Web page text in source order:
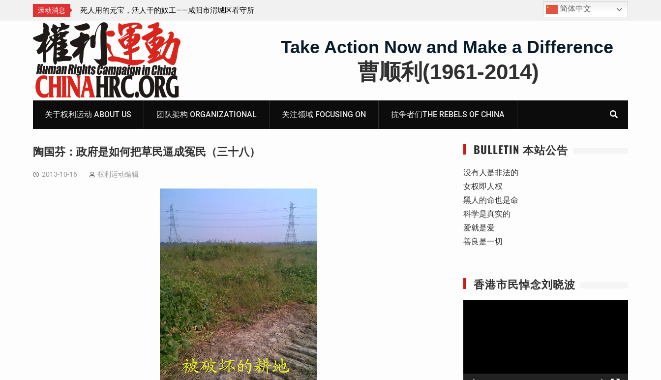
滚动消息
阳市渭城区看守所
宝、铅中毒、任务制
锡安教案王林牧师狱中信件：荒诞的人与公义的神 四川人权捍卫者陈云飞甘肃旅游遭行政拘留
简体中文
Take Action Now and Make a Difference
曹顺利(1961-2014)
关于权利运动 ABOUT US 团队架构 ORGANIZATIONAL 关注领域 FOCUSING ON 抗争者们THE REBELS OF CHINA
陶国芬：政府是如何把草民逼成冤民（三十八）
2013-10-16 权利运动编辑
BULLETIN 本站公告
没有人是非法的
女权即人权
黑人的命也是命
科学是真实的
爱就是爱
善良是一切
香港市民悼念刘晓波